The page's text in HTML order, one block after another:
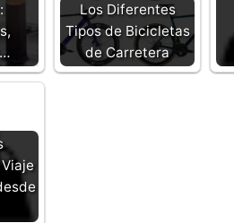
Los Diferentes
Tipos de Bicicletas
de Carretera